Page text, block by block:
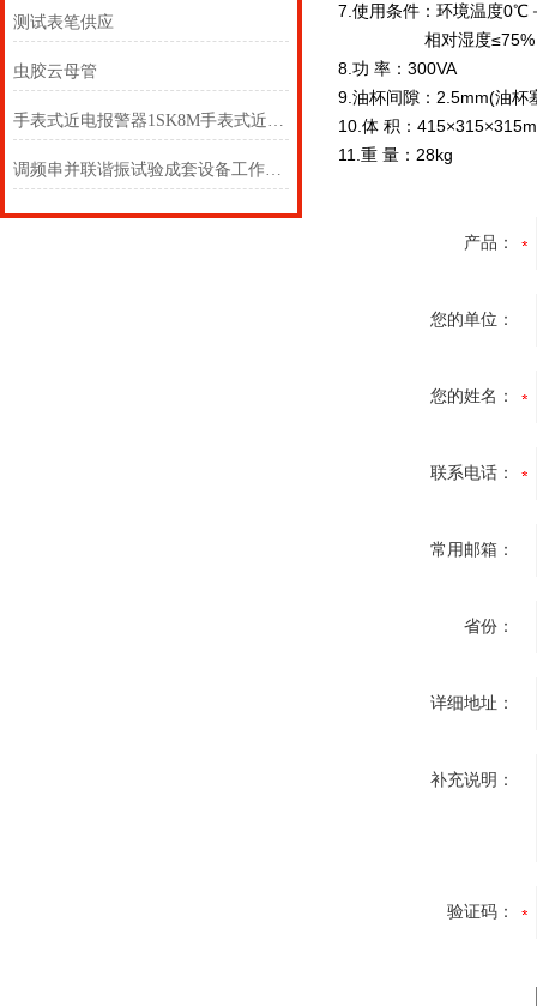
测试表笔供应
虫胶云母管
手表式近电报警器1SK8M手表式近电报警器1SK8F
调频串并联谐振试验成套设备工作原理
7.使用条件：环境温度0℃
相对湿度≤75%
8.功 率：300VA
9.油杯间隙：2.5mm(油杯
10.体 积：
11.重 量：28kg
产品：
您的单位：
您的姓名：
联系电话：
常用邮箱：
省份：
详细地址：
补充说明：
验证码：